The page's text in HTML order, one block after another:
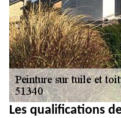
Les qualifications